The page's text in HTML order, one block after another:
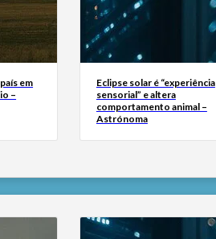
em
–
Eclipse solar é “experiência
sensorial” e altera
comportamento animal –
Astrónoma